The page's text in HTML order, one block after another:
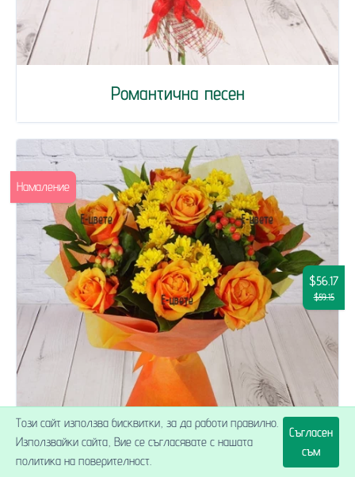
Този сайт използва бисквитки, за да работи правилно.
Използвайки сайта, Вие се съгласявате с нашата
политика на поверителност.
Съгласен
съм
Романтична песен
$56.17
$59.15
Намаление